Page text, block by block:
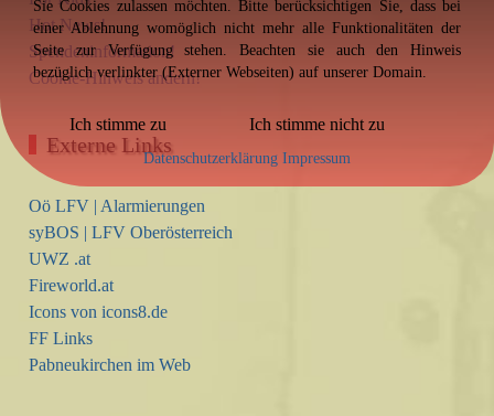
Hot News!
Spendeninformation!
Cookie-Hinweis ändern!
Externe Links
Oö LFV | Alarmierungen
syBOS | LFV Oberösterreich
UWZ .at
Fireworld.at
Icons von icons8.de
FF Links
Pabneukirchen im Web
Sie Cookies zulassen möchten. Bitte berücksichtigen Sie, dass bei
einer Ablehnung womöglich nicht mehr alle Funktionalitäten der
Seite zur Verfügung stehen. Beachten sie auch den Hinweis
bezüglich verlinkter (Externer Webseiten) auf unserer Domain.
Ich stimme zu Ich stimme nicht zu
Datenschutzerklärung Impressum